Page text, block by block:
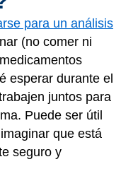
para un análisis
(no comer ni
esperar durante el
juntos para
Puede ser útil
que está
seguro y